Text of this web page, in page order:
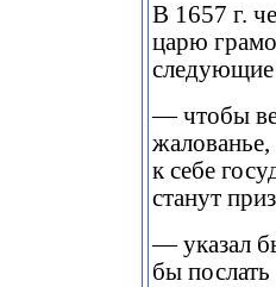
В 1657 г.
царю
— чтобы
жалованье,
к себе
станут
— указал
бы